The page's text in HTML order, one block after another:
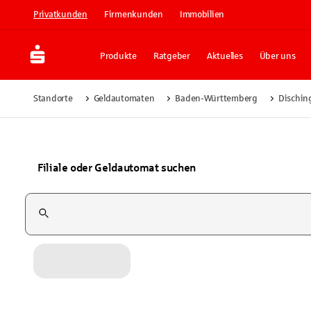
Privatkunden Firmenkunden Immobilien
Produkte Ratgeber Aktuelles Über uns
Standorte Geldautomaten Baden-Württemberg
Filiale oder Geldautomat suchen
Suchfeld